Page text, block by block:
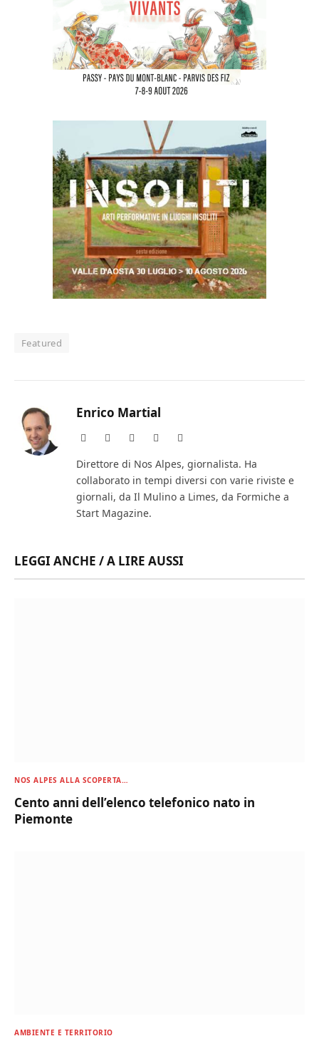
Featured
Enrico Martial
Website Facebook Instagram
Direttore di Nos Alpes, giornalista. Ha
collaborato in tempi diversi con varie riviste e
giornali, da Il Mulino a Limes, da Formiche a
Start Magazine.
LEGGI ANCHE / A LIRE AUSSI
NOS ALPES ALLA SCOPERTA…
Cento anni dell’elenco telefonico nato in
Piemonte
AMBIENTE E TERRITORIO